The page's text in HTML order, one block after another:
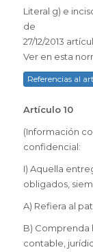
Literal g) e
de
27/12/2013
Ver en esta
Referencias al
Artículo 10
(Información
confidencial:
I) Aquella
obligados,
A) Refiera al
B) Comprenda
contable,